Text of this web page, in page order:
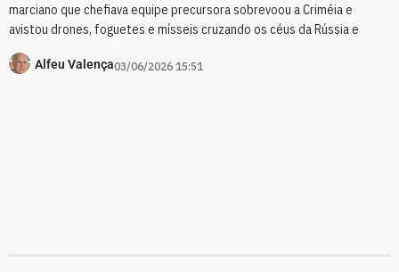
marciano que chefiava equipe precursora sobrevoou a Criméia e
avistou drones, foguetes e mísseis cruzando os céus da Rússia e
Alfeu Valença03/06/2026 15:51